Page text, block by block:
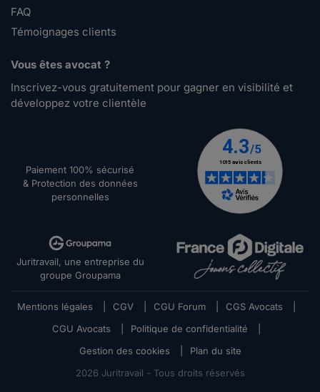
FAQ
Témoignages clients
Vous êtes avocat ?
Inscrivez-vous gratuitement pour gagner en visibilité et
développez votre clientèle
Paiement 100% sécurisé
& Protection des données
personnelles
Juritravail, une entreprise du
groupe Groupama
Mentions légales CGV CGU Forum CGS Avocats
CGU Avocats
Politique de confidentialité
Gestion des cookies
Plan du site
2026 Juritravail - Tous droits réservés